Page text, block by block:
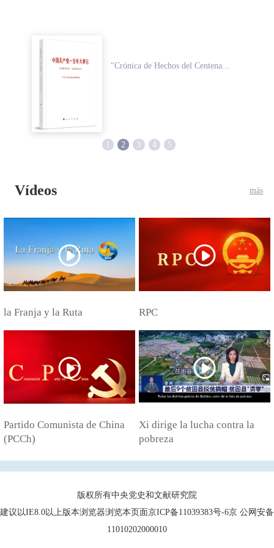
"Crónica de Hechos del Centena...
1 2 3 4 5
Vídeos más
la Franja y la Ruta RPC
Partido Comunista de China
(PCCh)
Xi dirige la lucha contra la
pobreza
版权所有中央党史和文献研究院
建议以IE8.0以上版本浏览器浏览本页面京ICP备11039383号-6京 公网安备
11010202000010